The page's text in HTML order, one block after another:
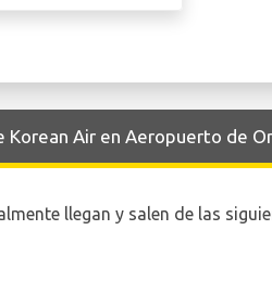
Korean Air en Aeropuerto de
llegan y salen de las